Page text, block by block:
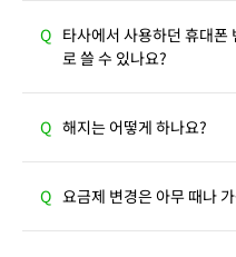
Q 타사에서 사용하던 휴대폰
로 쓸 수 있나요?
Q 해지는 어떻게 하나요?
Q 요금제 변경은 아무 때나